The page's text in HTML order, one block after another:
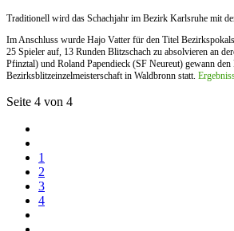
Traditionell wird das Schachjahr im Bezirk Karlsruhe mit
Im Anschluss wurde Hajo Vatter für den Titel
25 Spieler auf, 13 Runden Blitzschach zu absolvieren an
Pfinztal) und Roland Papendieck (SF Neureut) gewann
Bezirksblitzeinzelmeisterschaft in Waldbronn statt.
Seite 4 von 4
1
2
3
4